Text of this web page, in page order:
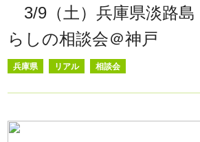
3/9（土）兵庫県淡路
らしの相談会＠神戸
兵庫県 リアル 相談会